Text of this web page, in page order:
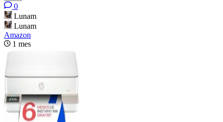
0
Lunam
Lunam
Amazon
1 mes